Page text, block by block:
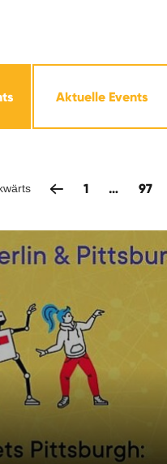
Aktuelle Events
1 … 97